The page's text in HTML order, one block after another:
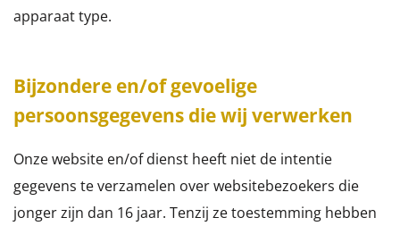
apparaat type.
Bijzondere en/of gevoelige
persoonsgegevens die wij verwerken
Onze website en/of dienst heeft niet de intentie
gegevens te verzamelen over websitebezoekers die
jonger zijn dan 16 jaar. Tenzij ze toestemming hebben